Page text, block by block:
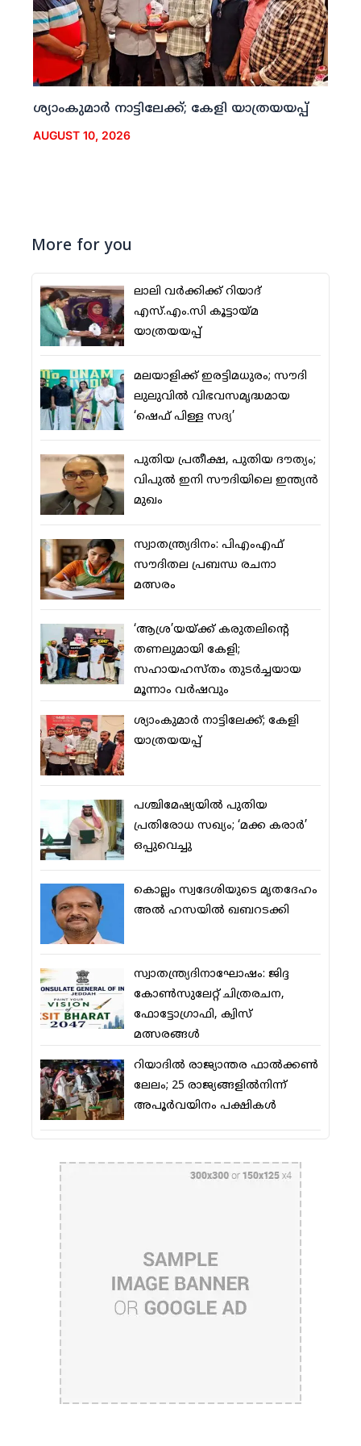
ശ്യാംകുമാര്‍ നാട്ടിലേക്ക്; കേളി യാത്രയയപ്പ്
AUGUST 10, 2026
More for you
ലാലി വര്‍ക്കിക്ക് റിയാദ്
എസ്.എം.സി കൂട്ടായ്മ
യാത്രയയപ്പ്
മലയാളിക്ക് ഇരട്ടിമധുരം; സൗദി
ലുലുവില്‍ വിഭവസമൃദ്ധമായ
‘ഷെഫ് പിള്ള സദ്യ’
പുതിയ പ്രതീക്ഷ, പുതിയ ദൗത്യം;
വിപുല്‍ ഇനി സൗദിയിലെ ഇന്ത്യന്‍
മുഖം
സ്വാതന്ത്ര്യദിനം: പിഎംഎഫ്
സൗദിതല പ്രബന്ധ രചനാ
മത്സരം
‘ആശ്ര’യയ്ക്ക് കരുതലിന്റെ
തണലുമായി കേളി;
സഹായഹസ്തം തുടര്‍ച്ചയായ
മൂന്നാം വര്‍ഷവും
ശ്യാംകുമാര്‍ നാട്ടിലേക്ക്; കേളി
യാത്രയയപ്പ്
പശ്ചിമേഷ്യയില്‍ പുതിയ
പ്രതിരോധ സഖ്യം; ‘മക്ക കരാര്‍’
ഒപ്പുവെച്ചു
കൊല്ലം സ്വദേശിയുടെ മൃതദേഹം
അല്‍ ഹസയില്‍ ഖബറടക്കി
സ്വാതന്ത്ര്യദിനാഘോഷം: ജിദ്ദ
കോണ്‍സുലേറ്റ് ചിത്രരചന,
ഫോട്ടോഗ്രാഫി, ക്വിസ്
മത്സരങ്ങള്‍
റിയാദില്‍ രാജ്യാന്തര ഫാല്‍ക്കണ്‍
ലേലം; 25 രാജ്യങ്ങളില്‍നിന്ന്
അപൂര്‍വയിനം പക്ഷികള്‍